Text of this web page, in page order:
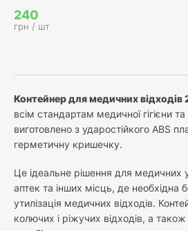
240
грн / шт
Контейнер для медичних відходів
всім стандартам медичної гігієни
виготовлено з ударостійкого ABS
герметичну кришечку.
Це ідеальне рішення для медичних
аптек та інших місць, де необхідна
утилізація медичних відходів.
колючих і ріжучих відходів, а